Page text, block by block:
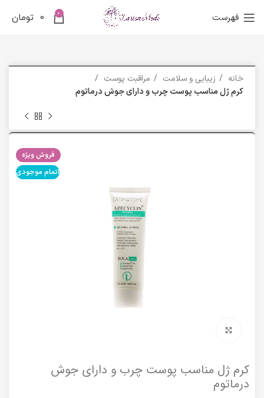
فهرست 0
0 تومان
خانه زیبایی و سلامت
مراقبت پوست
کرم ژل مناسب پوست چرب و دارای جوش درماتوم
فروش ویژه
اتمام موجودی
کرم ژل مناسب پوست چرب و دارای جوش
درماتوم